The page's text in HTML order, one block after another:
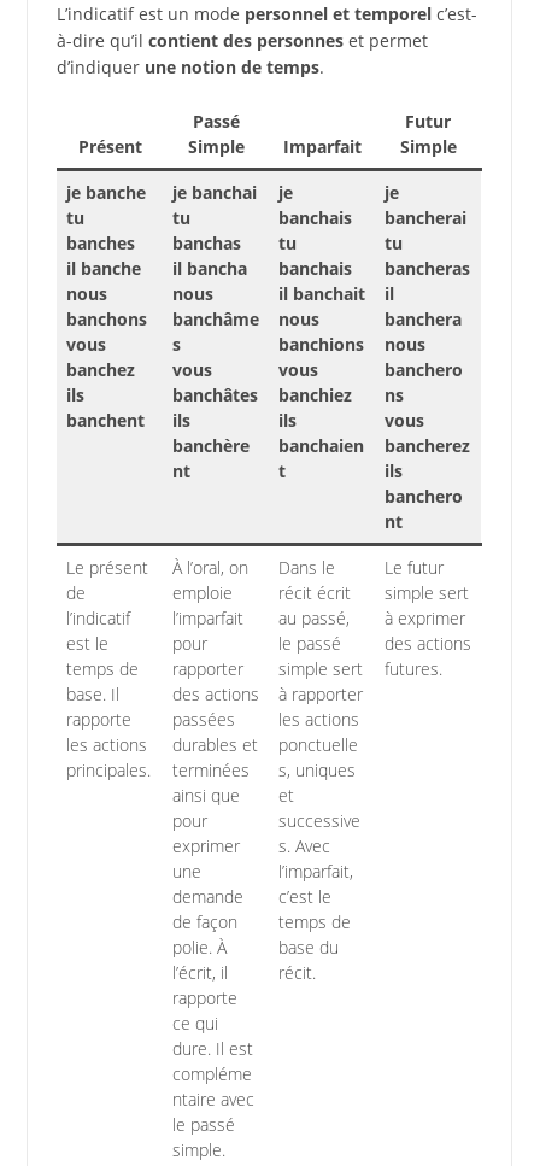
L’indicatif est un mode personnel et temporelc’est-
à-dire qu’il contient des personneset permet
d’indiquer une notion de temps.
Présent
Passé
Simple
Imparfait
Futur
Simple
je banche
tu
banches
il banche
nous
banchons
vous
banchez
ils
banchent
je banchai
tu
banchas
il bancha
nous
banchâme
s
vous
banchâtes
ils
banchère
nt
je
banchais
tu
banchais
il banchait
nous
banchions
vous
banchiez
ils
banchaien
t
je
bancherai
tu
bancheras
il
banchera
nous
banchero
ns
vous
bancherez
ils
banchero
nt
Le présent
de
l’indicatif
est le
temps de
base. Il
rapporte
les actions
principales.
À l’oral, on
emploie
l’imparfait
pour
rapporter
des actions
passées
durables et
terminées
ainsi que
pour
exprimer
une
demande
de façon
polie. À
l’écrit, il
rapporte
ce qui
dure. Il est
compléme
ntaire avec
le passé
simple.
Dans le
récit écrit
au passé,
le passé
simple sert
à rapporter
les actions
ponctuelle
s, uniques
et
successive
s. Avec
l’imparfait,
c’est le
temps de
base du
récit.
Le futur
simple sert
à exprimer
des actions
futures.